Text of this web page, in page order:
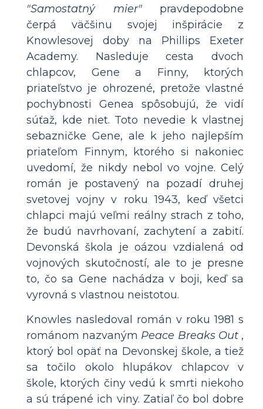
"Samostatný mier"pravdepodobne
čerpá väčšinu svojej inšpirácie z
Knowlesovej doby na Phillips Exeter
Academy. Nasleduje cesta dvoch
chlapcov, Gene a Finny, ktorých
priateľstvo je ohrozené, pretože vlastné
pochybnosti Genea spôsobujú, že vidí
súťaž, kde niet. Toto nevedie k vlastnej
sebazničke Gene, ale k jeho najlepším
priateľom Finnym, ktorého si nakoniec
uvedomí, že nikdy nebol vo vojne. Celý
román je postavený na pozadí druhej
svetovej vojny v roku 1943, keď všetci
chlapci majú veľmi reálny strach z toho,
že budú navrhovaní, zachytení a zabití.
Devonská škola je oázou vzdialená od
vojnových skutočností, ale to je presne
to, čo sa Gene nachádza v boji, keď sa
vyrovná s vlastnou neistotou.
Knowles nasledoval román v roku 1981 s
románom nazvaným Peace Breaks Out,
ktorý bol opäť na Devonskej škole, a tiež
sa točilo okolo hlupákov chlapcov v
škole, ktorých činy vedú k smrti niekoho
a sú trápené ich viny. Zatiaľ čo bol dobre